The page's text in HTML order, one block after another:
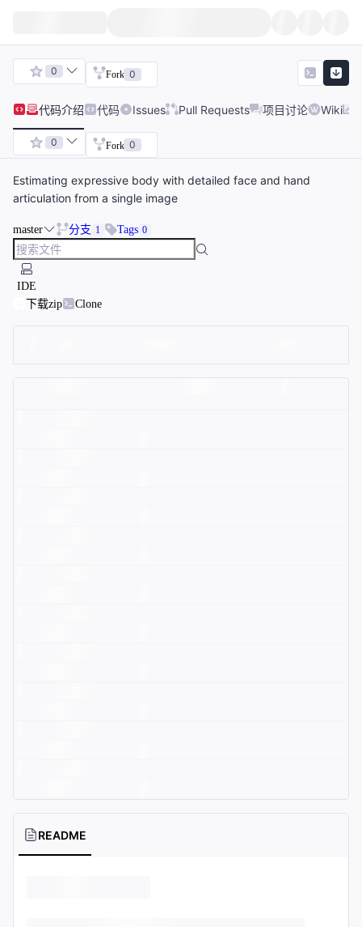
0 Fork 0
代码介绍 代码 Issues Pull Requests 项目讨论 Wiki
0 Fork 0
Estimating expressive body with detailed face and hand
articulation from a single image
master 分支 1 Tags 0
IDE
下载zip
Clone
README